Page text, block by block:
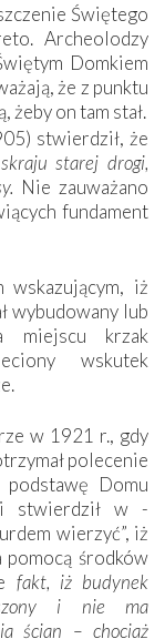
Świętego
Archeolodzy
Domkiem
że z punktu
on tam stał.
stwierdził, że
starej drogi,
Nie zauważano
fundament
wskazującym, iż
wybudowany lub
miejscu krzak
wskutek
w 1921 r., gdy
polecenie
podstawę Domu
­stwierdził w
wierzyć”, iż
pomocą środków
fakt, iż budynek
i nie ma
ścian – chociaż